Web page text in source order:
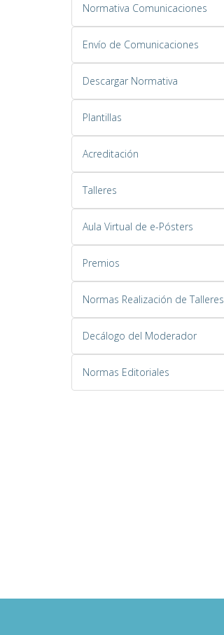
Normativa Comunicaciones
Envío de Comunicaciones
Descargar Normativa
Plantillas
Acreditación
Talleres
Aula Virtual de e-Pósters
Premios
Normas Realización de Talleres
Decálogo del Moderador
Normas Editoriales